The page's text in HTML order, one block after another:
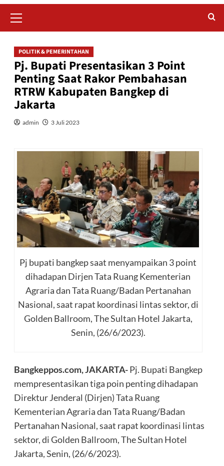
Menu
POLITIK & PEMERINTAHAN
Pj. Bupati Presentasikan 3 Point
Penting Saat Rakor Pembahasan
RTRW Kabupaten Bangkep di
Jakarta
admin 3 Juli 2023
Pj bupati bangkep saat menyampaikan 3 point
dihadapan Dirjen Tata Ruang Kementerian
Agraria dan Tata Ruang/Badan Pertanahan
Nasional, saat rapat koordinasi lintas sektor, di
Golden Ballroom, The Sultan Hotel Jakarta,
Senin, (26/6/2023).
Bangkeppos.com, JAKARTA-Pj. Bupati Bangkep
mempresentasikan tiga poin penting dihadapan
Direktur Jenderal (Dirjen) Tata Ruang
Kementerian Agraria dan Tata Ruang/Badan
Pertanahan Nasional, saat rapat koordinasi lintas
sektor, di Golden Ballroom, The Sultan Hotel
Jakarta, Senin, (26/6/2023).